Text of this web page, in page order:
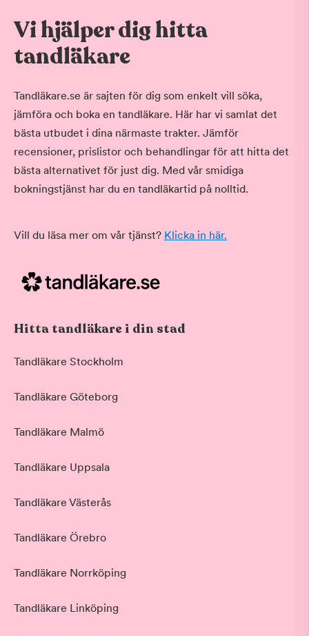
Vi hjälper dig hitta
tandläkare
Tandläkare.se är sajten för dig som enkelt vill söka,
jämföra och boka en tandläkare. Här har vi samlat det
bästa utbudet i dina närmaste trakter. Jämför
recensioner, prislistor och behandlingar för att hitta det
bästa alternativet för just dig. Med vår smidiga
bokningstjänst har du en tandläkartid på nolltid.
Vill du läsa mer om vår tjänst? Klicka in här.
Hitta tandläkare i din stad
Tandläkare Stockholm
Tandläkare Göteborg
Tandläkare Malmö
Tandläkare Uppsala
Tandläkare Västerås
Tandläkare Örebro
Tandläkare Norrköping
Tandläkare Linköping